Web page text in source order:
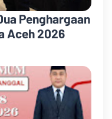
Penghargaan
Aceh 2026